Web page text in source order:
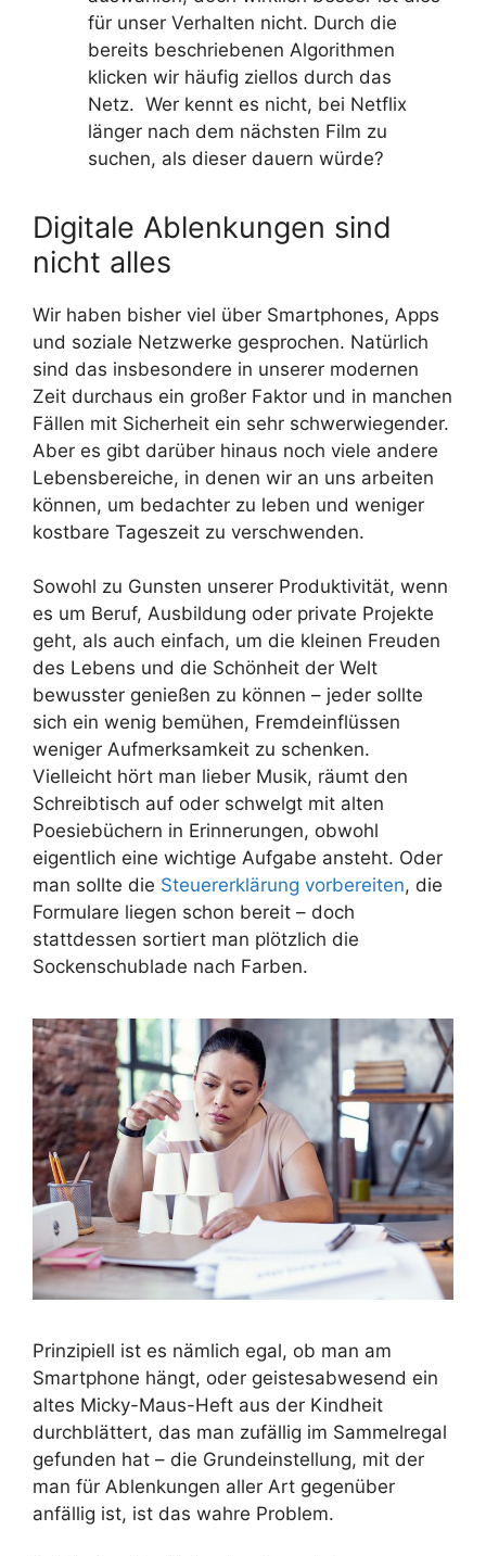
für unser Verhalten nicht. Durch die
bereits beschriebenen Algorithmen
klicken wir häufig ziellos durch das
Netz. Wer kennt es nicht, bei Netflix
länger nach dem nächsten Film zu
suchen, als dieser dauern würde?
Digitale Ablenkungen sind
nicht alles
Wir haben bisher viel über Smartphones, Apps
und soziale Netzwerke gesprochen. Natürlich
sind das insbesondere in unserer modernen
Zeit durchaus ein großer Faktor und in manchen
Fällen mit Sicherheit ein sehr schwerwiegender.
Aber es gibt darüber hinaus noch viele andere
Lebensbereiche, in denen wir an uns arbeiten
können, um bedachter zu leben und weniger
kostbare Tageszeit zu verschwenden.
Sowohl zu Gunsten unserer Produktivität, wenn
es um Beruf, Ausbildung oder private Projekte
geht, als auch einfach, um die kleinen Freuden
des Lebens und die Schönheit der Welt
bewusster genießen zu können – jeder sollte
sich ein wenig bemühen, Fremdeinflüssen
weniger Aufmerksamkeit zu schenken.
Vielleicht hört man lieber Musik, räumt den
Schreibtisch auf oder schwelgt mit alten
Poesiebüchern in Erinnerungen, obwohl
eigentlich eine wichtige Aufgabe ansteht. Oder
man sollte die Steuererklärung vorbereiten, die
Formulare liegen schon bereit – doch
stattdessen sortiert man plötzlich die
Sockenschublade nach Farben.
Prinzipiell ist es nämlich egal, ob man am
Smartphone hängt, oder geistesabwesend ein
altes Micky-Maus-Heft aus der Kindheit
durchblättert, das man zufällig im Sammelregal
gefunden hat – die Grundeinstellung, mit der
man für Ablenkungen aller Art gegenüber
anfällig ist, ist das wahre Problem.